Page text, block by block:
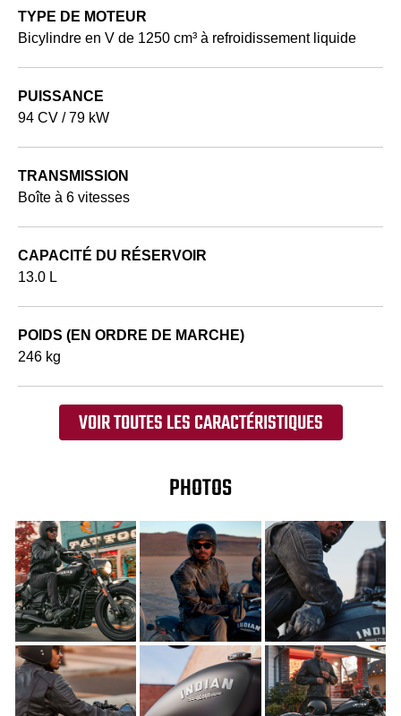
TYPE DE MOTEUR
Bicylindre en V de 1250 cm³ à refroidissement liquide
PUISSANCE
94 CV / 79 kW
TRANSMISSION
Boîte à 6 vitesses
CAPACITÉ DU RÉSERVOIR
13.0 L
POIDS (EN ORDRE DE MARCHE)
246 kg
VOIR TOUTES LES CARACTÉRISTIQUES
PHOTOS